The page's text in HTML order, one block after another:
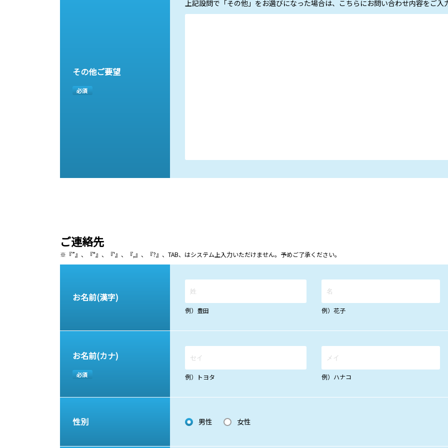
その他ご要望
必須
上記設問で「その他」をお選びになった場合は、こちらにお問い合わせ内容をご入
ご連絡先
※『”』、『"』、『'』、『,』、『?』、TAB、はシステム上入力いただけません。予めご了承ください。
お名前(漢字)
例）豊田 例）花子
お名前(カナ)
必須 例）トヨタ 例）ハナコ
性別 男性 女性